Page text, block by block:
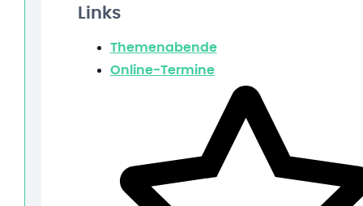
Links
Themenabende
Online-Termine